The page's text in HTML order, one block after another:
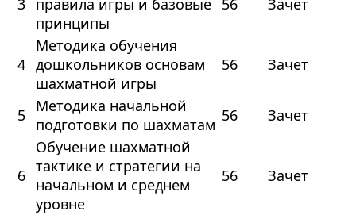
3 правила игры и базовые
принципы
56 Зачет
4
Методика обучения
дошкольников основам
шахматной игры
56 Зачет
5 Методика начальной
подготовки по шахматам 56 Зачет
6
Обучение шахматной
тактике и стратегии на
начальном и среднем
уровне
56 Зачет